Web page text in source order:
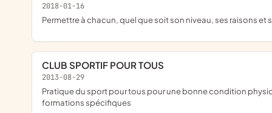
2018-01-16
permettre à chacun, quel que soit son niveau, ses raisons
CLUB SPORTIF POUR TOUS
2013-08-29
pratique du sport pour tous pour une bonne condition physique et morale, le tout encadré par des moniteurs diplômés, le sport de compétition pourra être envisagé, les éducateurs devront suivre des
formations spécifiques